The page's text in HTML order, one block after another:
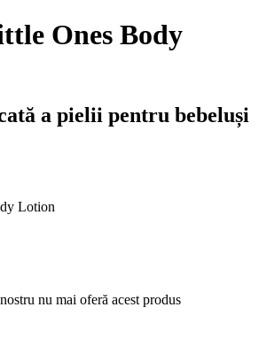
Ones Body
a pielii pentru bebeluși
Lotion
nu mai oferă acest produs